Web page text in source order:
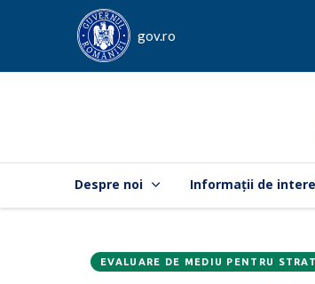
gov.ro
Despre noi Informații de
CATEGORIA:
EVALUARE DE MEDIU PENTRU
Data